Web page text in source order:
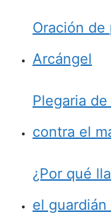
Oración
Arcángel
Plegaria
contra el
¿Por qué
el